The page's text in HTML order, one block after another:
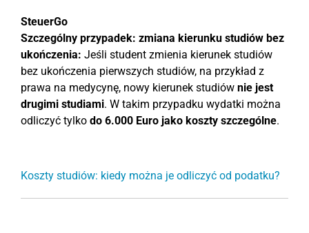
SteuerGo
Szczególny przypadek: zmiana kierunku studiów bez
ukończenia: Jeśli student zmienia kierunek studiów
bez ukończenia pierwszych studiów, na przykład z
prawa na medycynę, nowy kierunek studiów nie jest
drugimi studiami. W takim przypadku wydatki można
odliczyć tylko do 6.000 Euro jako koszty szczególne.
Koszty studiów: kiedy można je odliczyć od podatku?